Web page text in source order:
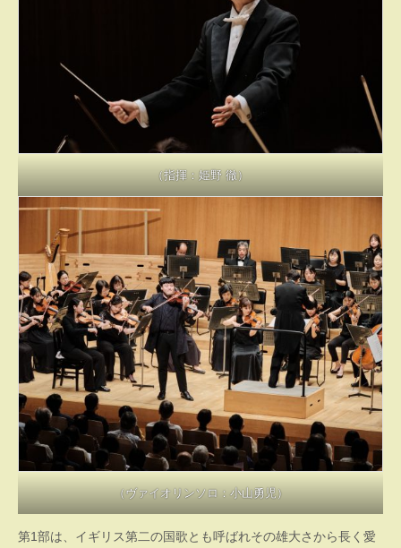
（指揮：姫野 徹）
（ヴァイオリンソロ：小山勇児）
第1部は、イギリス第二の国歌とも呼ばれその雄大さから長く愛